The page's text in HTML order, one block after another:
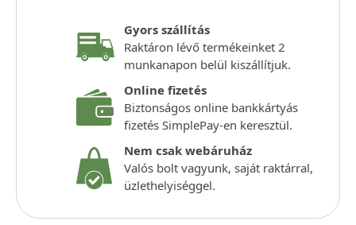
Gyors szállítás
Raktáron lévő termékeinket 2
munkanapon belül kiszállítjuk.
Online fizetés
Biztonságos online bankkártyás
fizetés SimplePay-en keresztül.
Nem csak webáruház
Valós bolt vagyunk, saját raktárral,
üzlethelyiséggel.